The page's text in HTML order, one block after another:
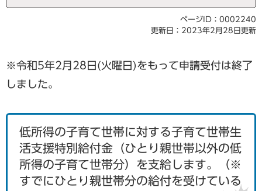
ページID：0002240
更新日：2023年2月28日更新
※令和5年2月28日(火曜日)をもって申請受付は終了
しました。
低所得の子育て世帯に対する子育て世帯生
活支援特別給付金（ひとり親世帯以外の低
所得の子育て世帯分）を支給します。（※
すでにひとり親世帯分の給付を受けている